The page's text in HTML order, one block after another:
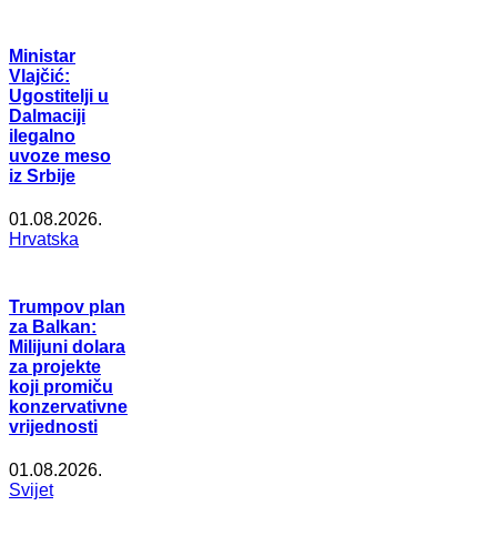
Ministar
Vlajčić:
Ugostitelji u
Dalmaciji
ilegalno
uvoze meso
iz Srbije
01.08.2026.
Hrvatska
Trumpov plan
za Balkan:
Milijuni dolara
za projekte
koji promiču
konzervativne
vrijednosti
01.08.2026.
Svijet